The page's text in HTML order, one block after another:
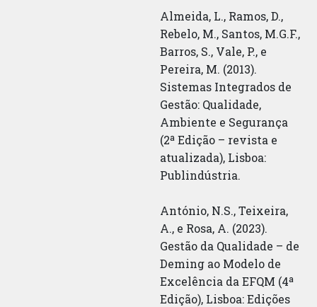
Almeida, L., Ramos, D.,
Rebelo, M., Santos, M.G.F.,
Barros, S., Vale, P., e
Pereira, M. (2013).
Sistemas Integrados de
Gestão: Qualidade,
Ambiente e Segurança
(2ª Edição – revista e
atualizada), Lisboa:
Publindústria.
António, N.S., Teixeira,
A., e Rosa, A. (2023).
Gestão da Qualidade – de
Deming ao Modelo de
Excelência da EFQM (4ª
Edição), Lisboa: Edições